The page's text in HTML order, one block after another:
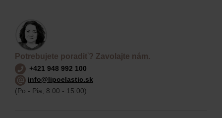
Potrebujete poradiť? Zavolajte nám.
+421 948 992 100
info@lipoelastic.sk
(Po - Pia, 8:00 - 15:00)